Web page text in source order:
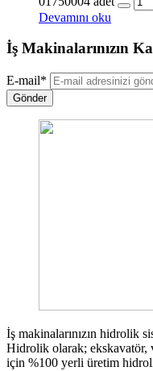
Devamını oku
İş Makinalarınızın
E-mail*
Gönder
İş makinalarınızın hidrolik
Hidrolik olarak; ekskavatör,
için %100 yerli üretim